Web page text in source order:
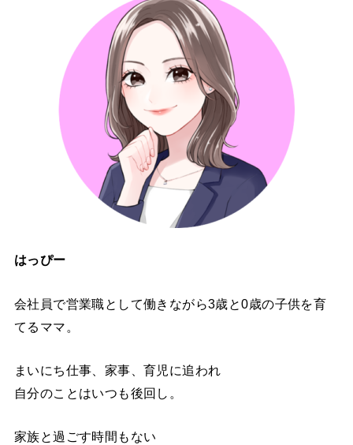
はっぴー
会社員で営業職として働きながら3歳と0歳の子供を育
てるママ。
まいにち仕事、家事、育児に追われ
自分のことはいつも後回し。
家族と過ごす時間もない